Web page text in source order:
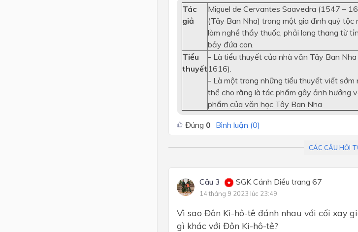
Bài
Bài
Bài
Bài
Tác
giả
Miguel de Cervantes Saavedra (1547 –
(Tây Ban Nha) trong một gia đình quý
làm nghề thầy thuốc, phải lang thang từ
bảy đứa con.
Tiểu
thuyết
- Là tiểu thuyết của nhà văn Tây Ban
1616).
- Là một trong những tiểu thuyết viết
thể cho rằng là tác phẩm gây ảnh hưởng
phẩm của văn học Tây Ban Nha
Đúng 0 Bình luận (0)
CÁC CÂU HỎI
Câu 3 SGK Cánh Diều trang 67
14 tháng 9 2023 lúc 23:49
Vì sao Đôn Ki-hô-tê đánh nhau với cối xay
gì khác với Đôn Ki-hô-tê?